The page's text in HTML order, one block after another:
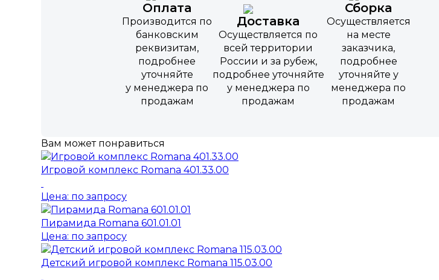
Оплата
Производится по
банковским
реквизитам,
подробнее
уточняйте
у менеджера по
продажам
Доставка
Осуществляется по
всей территории
России и за рубеж,
подробнее уточняйте
у менеджера по
продажам
Сборка
Осуществляется
на месте
заказчика,
подробнее
уточняйте у
менеджера по
продажам
Вам может понравиться
Игровой комплекс Romana 401.33.00
Цена: по запросу
Пирамида Romana 601.01.01
Цена: по запросу
Детский игровой комплекс Romana 115.03.00